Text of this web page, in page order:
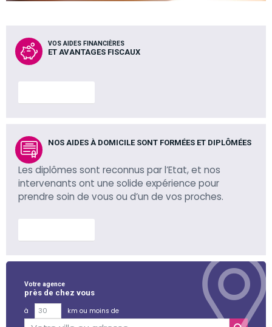
VOS AIDES FINANCIÈRES
ET AVANTAGES FISCAUX
NOS AIDES À DOMICILE SONT FORMÉES ET DIPLÔMÉES
Les diplômes sont reconnus par l’Etat, et nos
intervenants ont une solide expérience pour
prendre soin de vous ou d’un de vos proches.
Votre agence
près de chez vous
à
km ou moins de